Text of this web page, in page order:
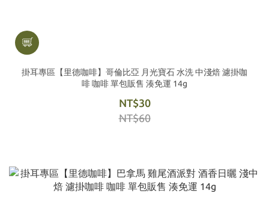
掛耳專區【里德咖啡】哥倫比亞 月光寶石 水洗 中淺焙 濾掛咖
啡 咖啡 單包販售 湊免運 14g
NT$30
NT$60